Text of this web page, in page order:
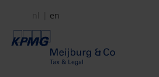
main
Secundair
nl en